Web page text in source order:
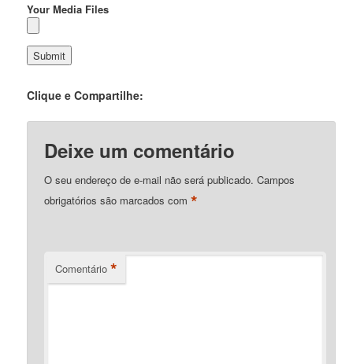
Your Media Files
Clique e Compartilhe:
Deixe um comentário
O seu endereço de e-mail não será publicado. Campos
obrigatórios são marcados com*
Comentário *